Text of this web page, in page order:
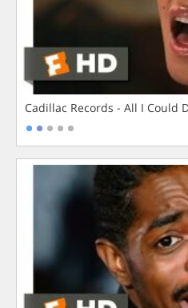
Cadillac Records - All I Could